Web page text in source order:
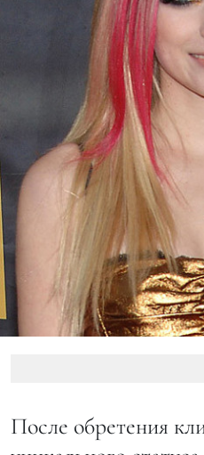
После обретения